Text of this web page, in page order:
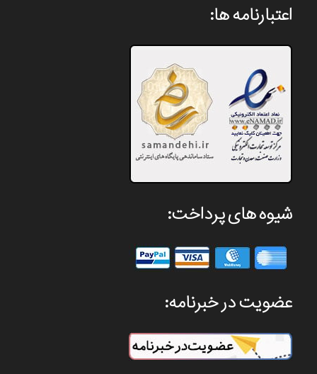
اعتبارنامه ها:
شیوه های پرداخت:
عضویت در خبرنامه: